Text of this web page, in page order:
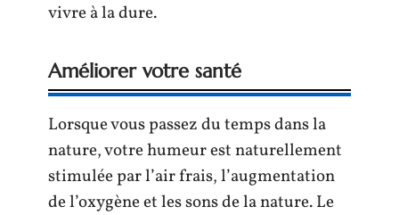
vivre à la dure.
Améliorer votre santé
Lorsque vous passez du temps dans la
nature, votre humeur est naturellement
stimulée par l’air frais, l’augmentation
de l’oxygène et les sons de la nature. Le